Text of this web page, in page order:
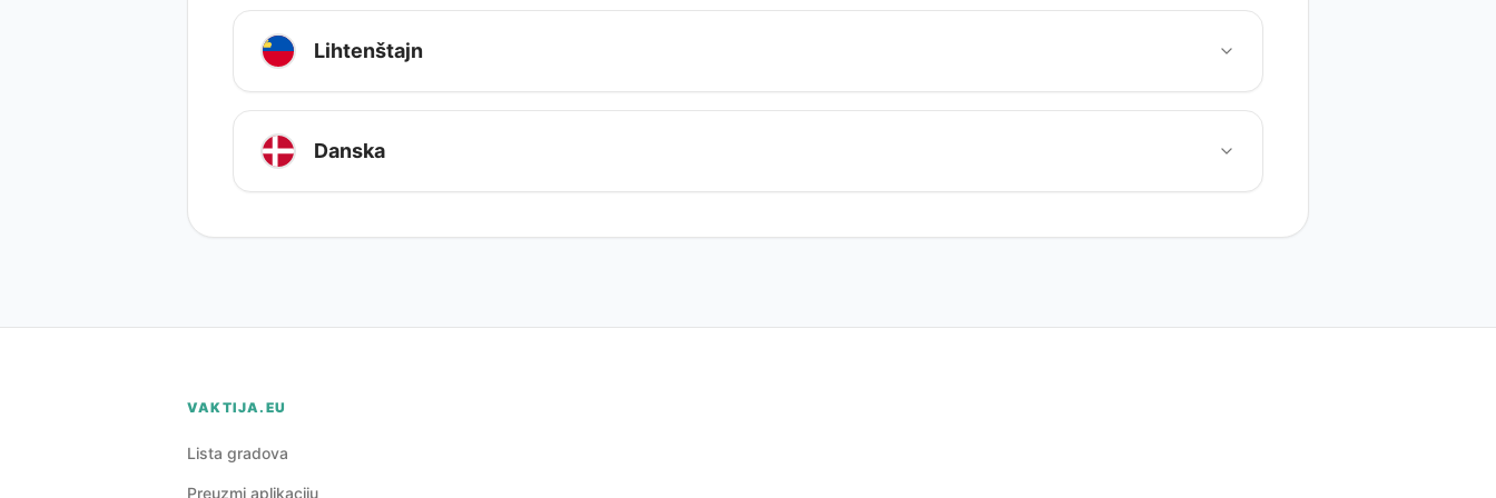
Lihtenštajn
Danska
VAKTIJA.EU
Lista gradova
Preuzmi aplikaciju